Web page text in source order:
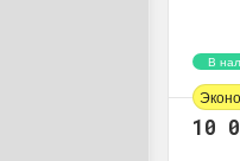
В
10